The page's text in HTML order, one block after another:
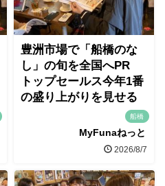
豊洲市場で「船橋のな
し」の旬を全国へPR
トップセールス今年1番
の盛り上がりを見せる
船橋
MyFunaねっと
2026/8/7